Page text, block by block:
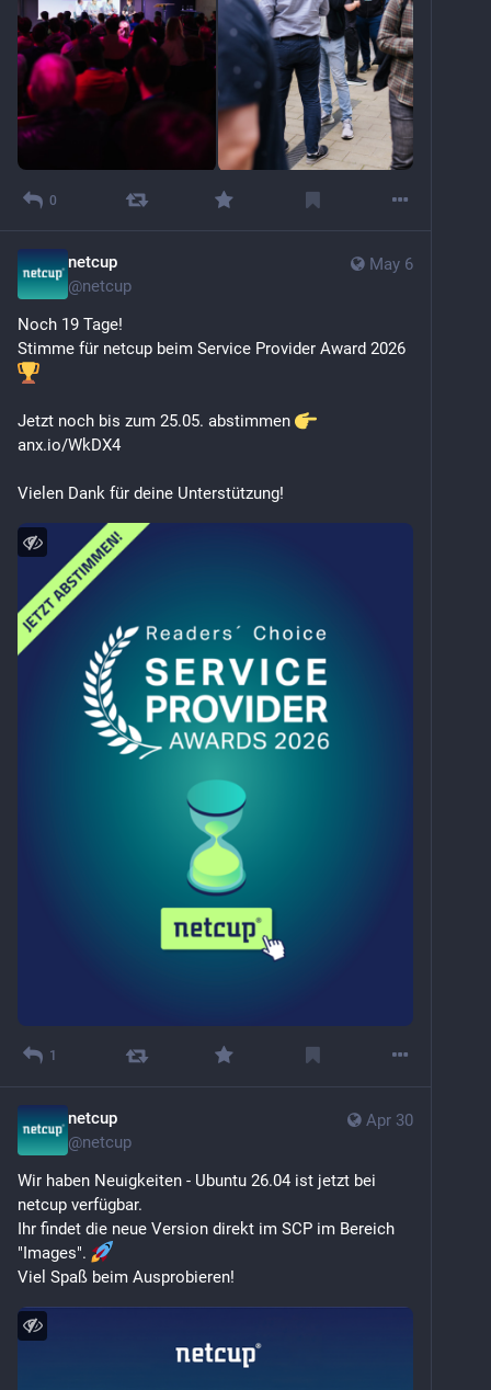
0
May 6
netcup
@netcup
Noch 19 Tage!
Stimme für netcup beim Service Provider Award 2026
Jetzt noch bis zum 25.05. abstimmen
anx.io/WkDX4
Vielen Dank für deine Unterstützung!
1
Apr 30
netcup
@netcup
Wir haben Neuigkeiten - Ubuntu 26.04 ist jetzt bei
netcup verfügbar.
Ihr findet die neue Version direkt im SCP im Bereich
"Images".
Viel Spaß beim Ausprobieren!